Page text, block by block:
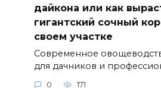
дайкона или как
гигантский сочный
своем участке
Современное
для дачников и
0 171